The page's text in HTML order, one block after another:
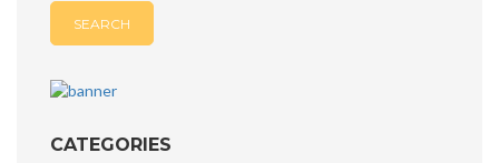
CATEGORIES